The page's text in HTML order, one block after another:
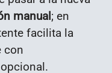
manual; en
facilita la
con